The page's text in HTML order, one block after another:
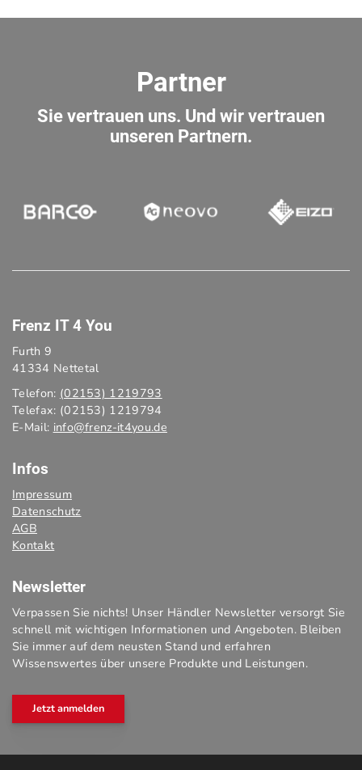
Partner
Sie vertrauen uns. Und wir vertrauen
unseren Partnern.
Frenz IT 4 You
Furth 9
41334 Nettetal
Telefon: (02153) 1219793
Telefax: (02153) 1219794
E-Mail: info@frenz-it4you.de
Infos
Impressum
Datenschutz
AGB
Kontakt
Newsletter
Verpassen Sie nichts! Unser Händler Newsletter versorgt Sie
schnell mit wichtigen Informationen und Angeboten. Bleiben
Sie immer auf dem neusten Stand und erfahren
Wissenswertes über unsere Produkte und Leistungen.
Jetzt anmelden